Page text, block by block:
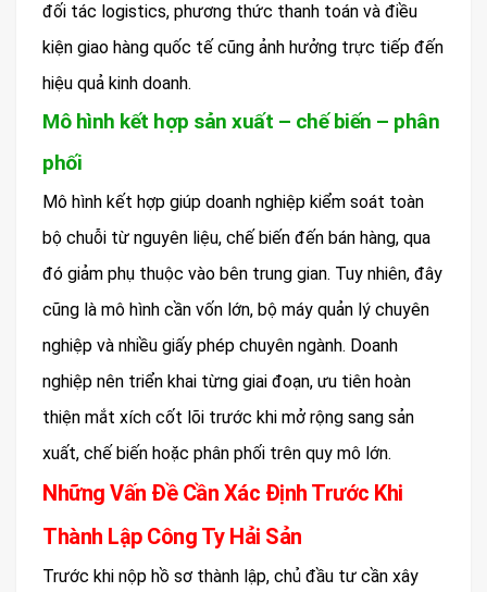
đối tác logistics, phương thức thanh toán và điều
kiện giao hàng quốc tế cũng ảnh hưởng trực tiếp đến
hiệu quả kinh doanh.
Mô hình kết hợp sản xuất – chế biến – phân
phối
Mô hình kết hợp giúp doanh nghiệp kiểm soát toàn
bộ chuỗi từ nguyên liệu, chế biến đến bán hàng, qua
đó giảm phụ thuộc vào bên trung gian. Tuy nhiên, đây
cũng là mô hình cần vốn lớn, bộ máy quản lý chuyên
nghiệp và nhiều giấy phép chuyên ngành. Doanh
nghiệp nên triển khai từng giai đoạn, ưu tiên hoàn
thiện mắt xích cốt lõi trước khi mở rộng sang sản
xuất, chế biến hoặc phân phối trên quy mô lớn.
Những Vấn Đề Cần Xác Định Trước Khi
Thành Lập Công Ty Hải Sản
Trước khi nộp hồ sơ thành lập, chủ đầu tư cần xây